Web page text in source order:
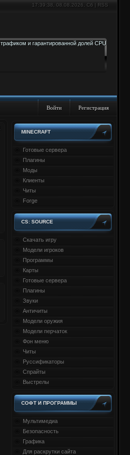
17:39:38 , 08.08.2026, Сб | RSS
Войти Регистрация
MINECRAFT
Готовые сервера
Плагины
Моды
Клиенты
Читы
Forge
CS: SOURCE
Скачать игру
Модели игроков
Программы
Карты
Готовые сервера
Плагины
Звуки
Античиты
Модели оружия
Модели перчаток
Фон меню
Читы
Руссификаторы
Спрайты
Выстрелы
СОФТ И ПРОГРАММЫ
Мультимедиа
Безопасность
Графика
Для раскрутки сайта